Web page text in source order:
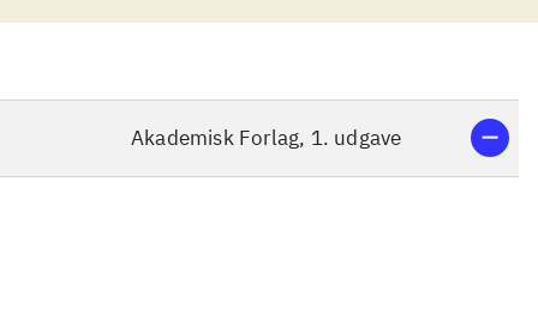
Akademisk Forlag, 1. udgave